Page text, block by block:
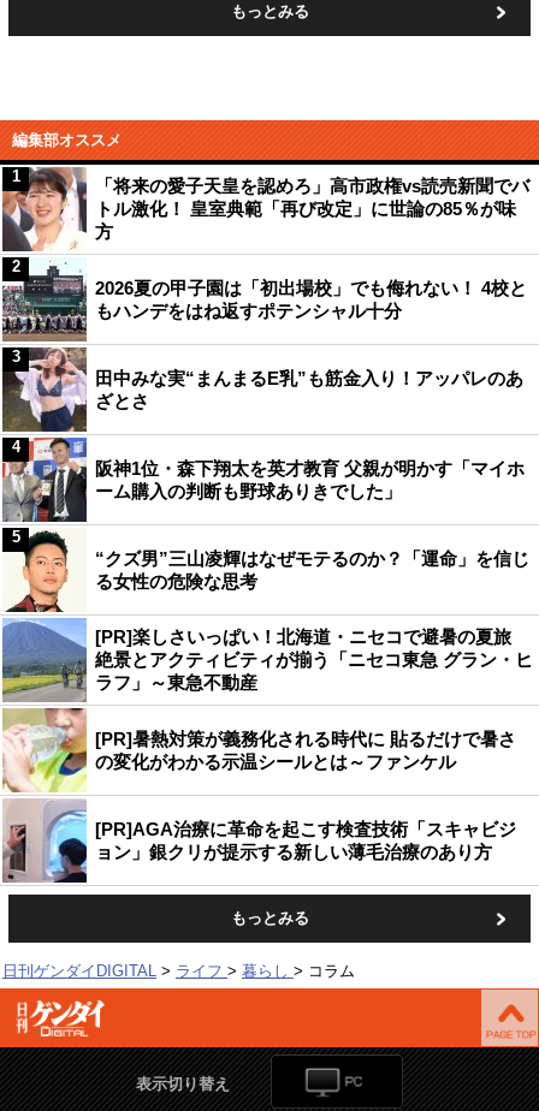
もっとみる
編集部オススメ
「将来の愛子天皇を認めろ」高市政権vs読売新聞でバ
トル激化！ 皇室典範「再び改定」に世論の85％が味
方
1
2026夏の甲子園は「初出場校」でも侮れない！ 4校と
もハンデをはね返すポテンシャル十分
2
田中みな実“まんまるE乳”も筋金入り！アッパレのあ
ざとさ
3
阪神1位・森下翔太を英才教育 父親が明かす「マイホ
ーム購入の判断も野球ありきでした」
4
“クズ男”三山凌輝はなぜモテるのか？「運命」を信じ
る女性の危険な思考
5
[PR]楽しさいっぱい！北海道・ニセコで避暑の夏旅
絶景とアクティビティが揃う「ニセコ東急 グラン・ヒ
ラフ」～東急不動産
[PR]暑熱対策が義務化される時代に 貼るだけで暑さ
の変化がわかる示温シールとは～ファンケル
[PR]AGA治療に革命を起こす検査技術「スキャビジ
ョン」銀クリが提示する新しい薄毛治療のあり方
もっとみる
日刊ゲンダイDIGITAL ライフ 暮らし コラム
表示切り替え